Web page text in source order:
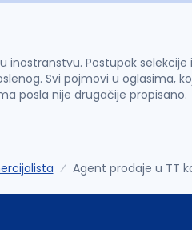
Postupak
Svi pojmovi u oglasima,
posla nije drugačije propisano.
Agent prodaje u TT